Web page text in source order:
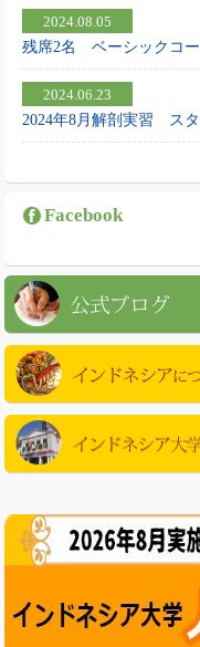
2024.08.05
残席2名 ベーシックコー
2024.06.23
2024年8月解剖実習 ス
Facebook
公式ブログ
インドネシアについて
インドネシア大学について